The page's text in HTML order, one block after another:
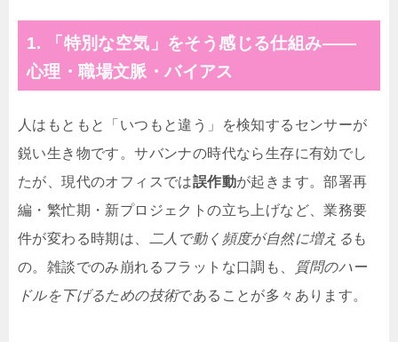
1. 「特別な空気」をそう感じる仕組み——
心理・職場文脈・バイアス
人はもともと「いつもと違う」を検知するセンサーが
鋭い生き物です。サバンナの時代なら生存に有効でし
たが、現代のオフィスでは誤作動が起きます。部署再
編・繁忙期・新プロジェクトの立ち上げなど、業務要
件が変わる時期は、
二人で動く頻度が自然に増える も
の。雑談でのみ崩れるフラットな口調も、
質問のハー
ドルを下げるための技術であることが多々あります。